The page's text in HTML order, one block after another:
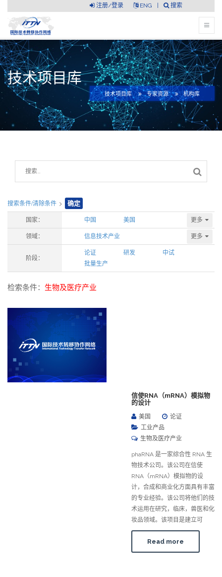
搜索
ENG
注册/登录
技术项目库
技术项目库 专家资源 机构库
搜索条件/清除条件 > 确定
国家： 中国 美国 更多
领域： 信息技术产业 更多
阶段：
论证 研发
中试
批量生产
检索条件： 生物及医疗产业
信使RNA（mRNA）模拟物
的设计
美国
论证
工业产品
生物及医疗产业
phaRNA 是一家综合性 RNA 生
物技术公司。该公司在信使
RNA（mRNA）模拟物的设
计，合成和商业化方面具有丰富
的专业经验。该公司将他们的技
术运用在研究，临床，兽医和化
妆品领域。该项目是建立可
Read more